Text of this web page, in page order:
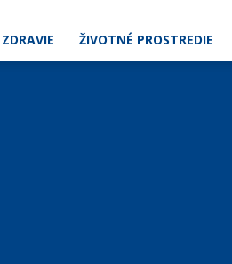
ZDRAVIE ŽIVOTNÉ PROSTREDIE